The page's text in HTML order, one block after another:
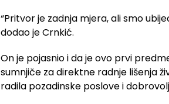
“Pritvor je zadnja mjera, ali smo
dodao je Crnkić.
On je pojasnio i da je ovo prvi
sumnjiče za direktne radnje lišenja
radila pozadinske poslove i